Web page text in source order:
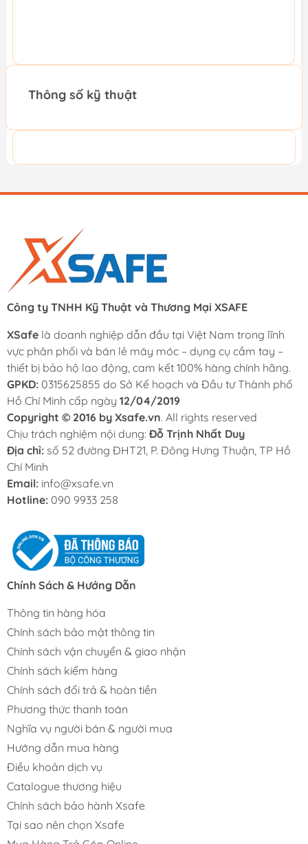
Thông số kỹ thuật
Công ty TNHH Kỹ Thuật và Thương Mại XSAFE
XSafe là doanh nghiệp dẫn đầu tại Việt Nam trong lĩnh
vực phân phối và bán lẻ máy móc – dụng cụ cầm tay –
thiết bị bảo hộ lao động, cam kết 100% hàng chính hãng.
GPKD: 0315625855 do Sở Kế hoạch và Đầu tư Thành phố
Hồ Chí Minh cấp ngày 12/04/2019
Copyright © 2016 by Xsafe.vn. All rights reserved
Chịu trách nghiệm nội dung: Đỗ Trịnh Nhất Duy
Địa chỉ: số 52 đường ĐHT21, P. Đông Hưng Thuận, TP Hồ
Chí Minh
Email: info@xsafe.vn
Hotline: 090 9933 258
Chính Sách & Hướng Dẫn
Thông tin hàng hóa
Chính sách bảo mật thông tin
Chính sách vận chuyển & giao nhận
Chính sách kiểm hàng
Chính sách đổi trả & hoàn tiền
Phương thức thanh toán
Nghĩa vụ người bán & người mua
Hướng dẫn mua hàng
Điều khoản dịch vụ
Catalogue thương hiệu
Chính sách bảo hành Xsafe
Tại sao nên chọn Xsafe